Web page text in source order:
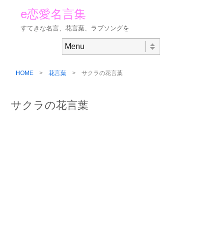
e恋愛名言集
すてきな名言、花言葉、ラブソングを
HOME > 花言葉 > サクラの花言葉
サクラの花言葉